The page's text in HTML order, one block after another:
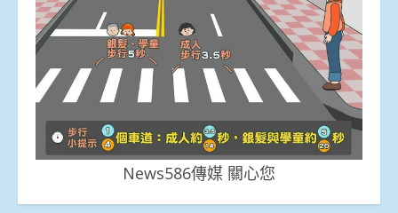
News586傳媒 關心您